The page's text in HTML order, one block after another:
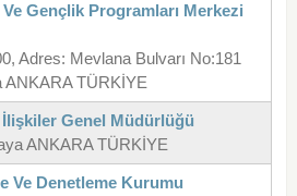
Gençlik Programları Merkezi
Adres: Mevlana Bulvarı No:181
ANKARA TÜRKİYE
Genel Müdürlüğü
ANKARA TÜRKİYE
Ve Denetleme Kurumu